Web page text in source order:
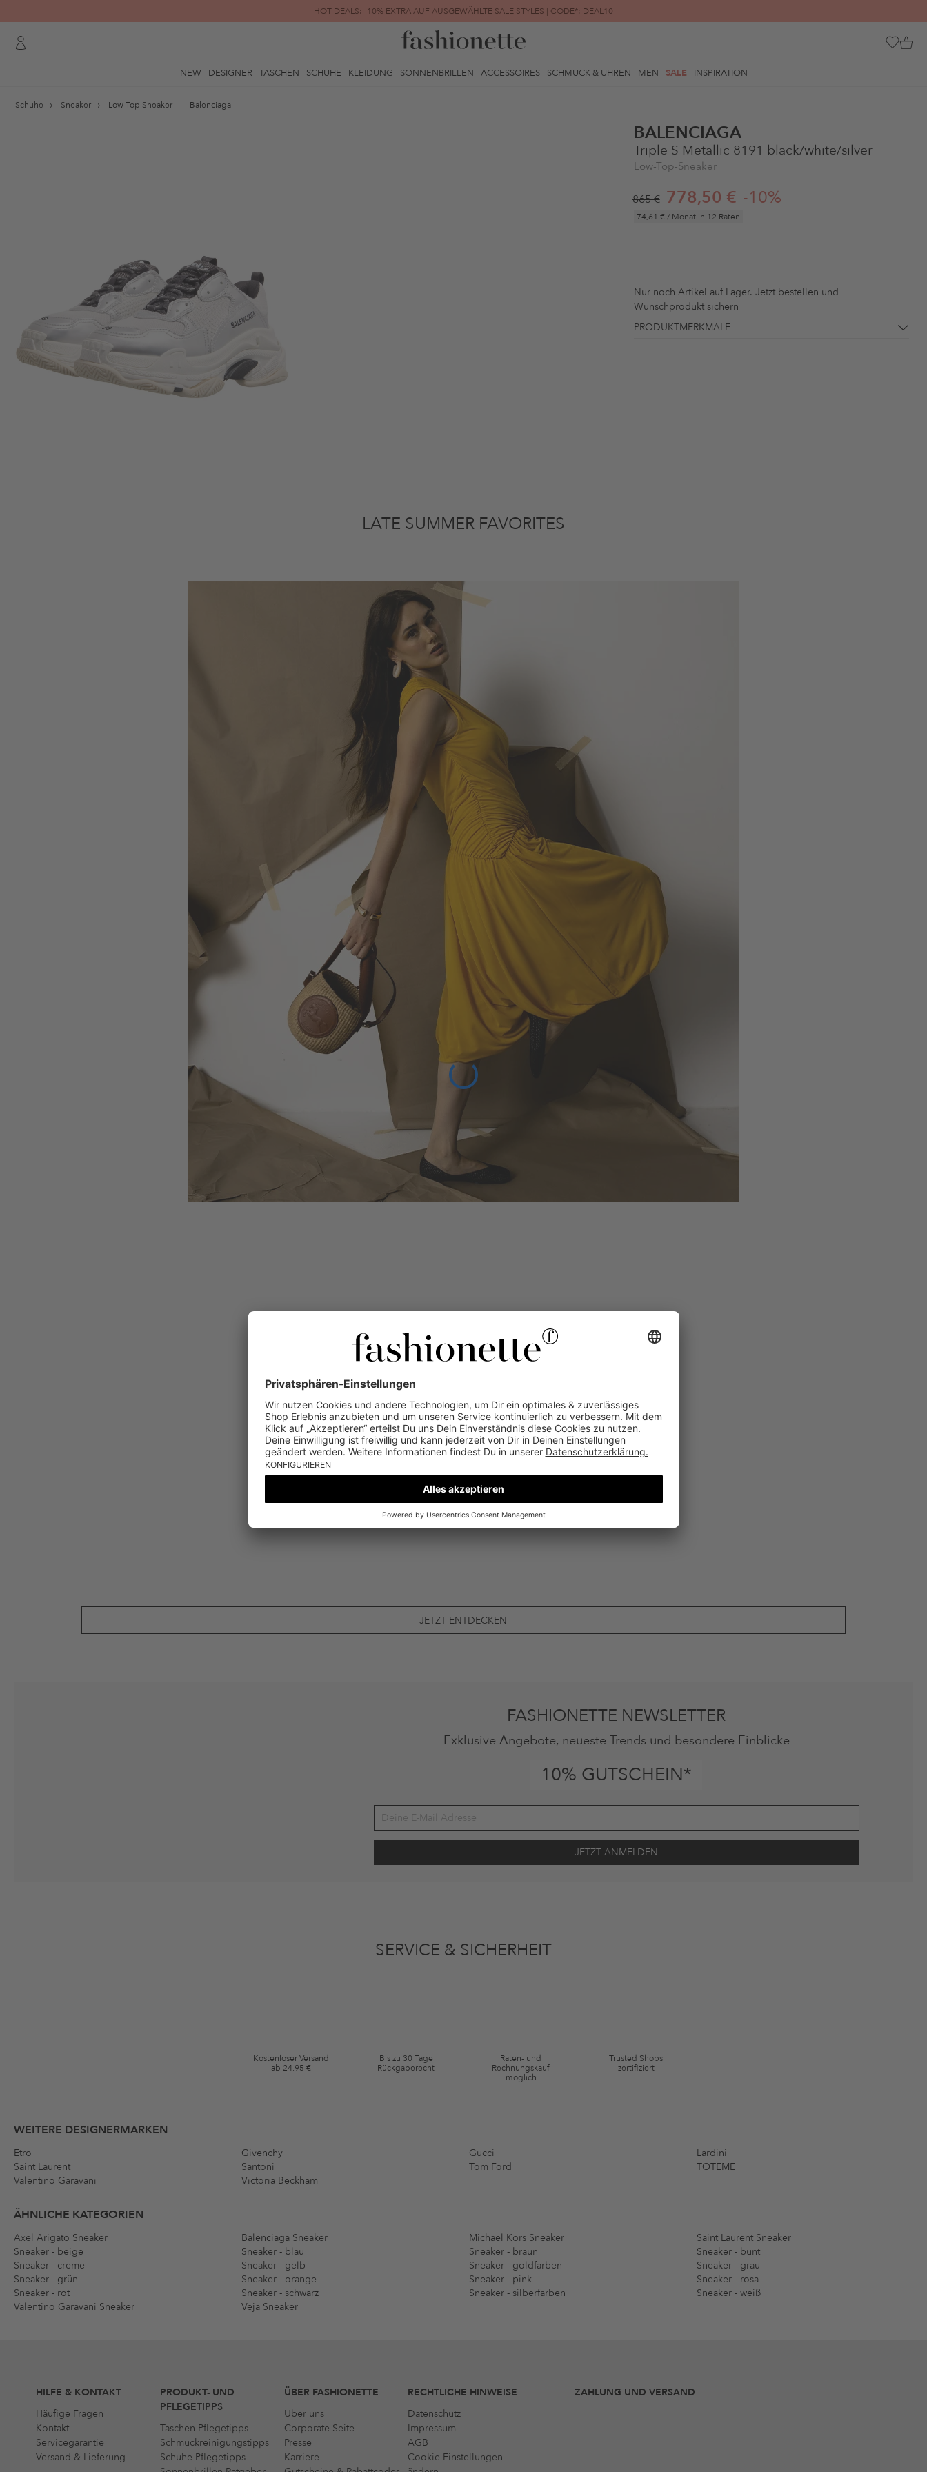
HOT DEALS: -10% EXTRA AUF AUSGEWÄHLTE SALE STYLES | CODE*: DEAL10
FINAL SALE | BIS ZU -80% REDUZIERT
NEW DESIGNER TASCHEN SCHUHE KLEIDUNG SONNENBRILLEN ACCESSOIRES SCHMUCK & UHREN MEN SALE INSPIRATION
Schuhe Sneaker Low-Top Sneaker Balenciaga
BALENCIAGA
Triple S Metallic 8191 black/white/silver
Low-Top-Sneaker
865 € 778,50 € -10%
74,61 € / Monat in 12 Raten
Nur noch Artikel auf Lager. Jetzt bestellen und
Wunschprodukt sichern
PRODUKTMERKMALE
LATE SUMMER FAVORITES
JETZT ENTDECKEN
FASHIONETTE NEWSLETTER
Exklusive Angebote, neueste Trends und besondere Einblicke
10% GUTSCHEIN*
SERVICE & SICHERHEIT
Kostenloser Versand
ab 24,95 €
Bis zu 30 Tage
Rückgaberecht
Raten- und
Rechnungskauf
möglich
Trusted Shops
zertifiziert
WEITERE DESIGNERMARKEN
Etro Givenchy Gucci
Lardini
Saint Laurent
Santoni Tom Ford
TOTEME
Valentino Garavani
Victoria Beckham
ÄHNLICHE KATEGORIEN
Axel Arigato Sneaker Balenciaga Sneaker Michael Kors Sneaker
Saint Laurent Sneaker
Sneaker - beige
Sneaker - blau Sneaker - braun
Sneaker - bunt
Sneaker - creme
Sneaker - gelb Sneaker - goldfarben
Sneaker - grau
Sneaker - grün
Sneaker - orange Sneaker - pink
Sneaker - rosa
Sneaker - rot
Sneaker - schwarz Sneaker - silberfarben
Sneaker - weiß
Valentino Garavani Sneaker
Veja Sneaker
HILFE & KONTAKT
Häufige Fragen
Kontakt
Servicegarantie
Versand & Lieferung
PRODUKT- UND
PFLEGETIPPS
Taschen Pflegetipps
Schmuckreinigungstipps
Schuhe Pflegetipps
ÜBER FASHIONETTE
Über uns
Corporate-Seite
Presse
Karriere
RECHTLICHE HINWEISE
Datenschutz
Impressum
AGB
Cookie Einstellungen
ZAHLUNG UND VERSAND